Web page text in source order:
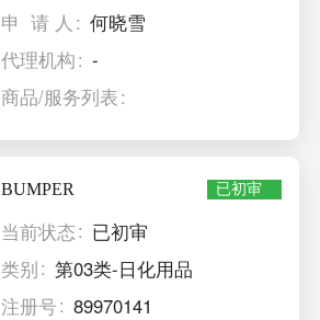
申 请 人
何晓雪
代理机构
-
商品/服务列表
BUMPER 已初审
当前状态
已初审
类别
第03类-日化用品
注册号
89970141